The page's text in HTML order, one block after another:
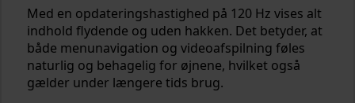
Med en opdateringshastighed på 120 Hz vises alt
indhold flydende og uden hakken. Det betyder, at
både menunavigation og videoafspilning føles
naturlig og behagelig for øjnene, hvilket også
gælder under længere tids brug.